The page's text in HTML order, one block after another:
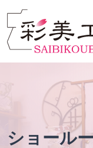
ショール